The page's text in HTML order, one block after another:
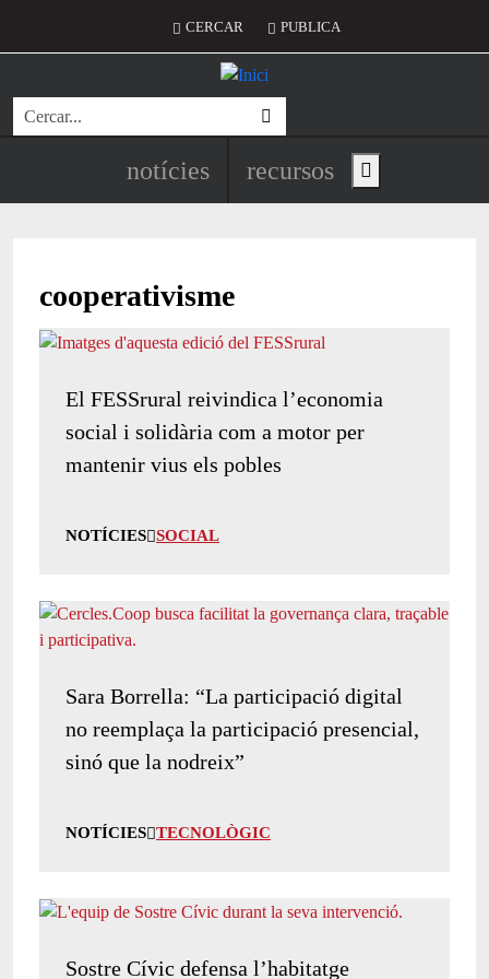
Menú del compte d'usuari
CERCAR PUBLICA
Cerca
Navegació principal de
notícies recursos Show main menu
cooperativisme
El FESSrural reivindica l’economia
social i solidària com a motor per
mantenir vius els pobles
NOTÍCIES SOCIAL
Sara Borrella: “La participació digital
no reemplaça la participació presencial,
sinó que la nodreix”
NOTÍCIES TECNOLÒGIC
Sostre Cívic defensa l’habitatge